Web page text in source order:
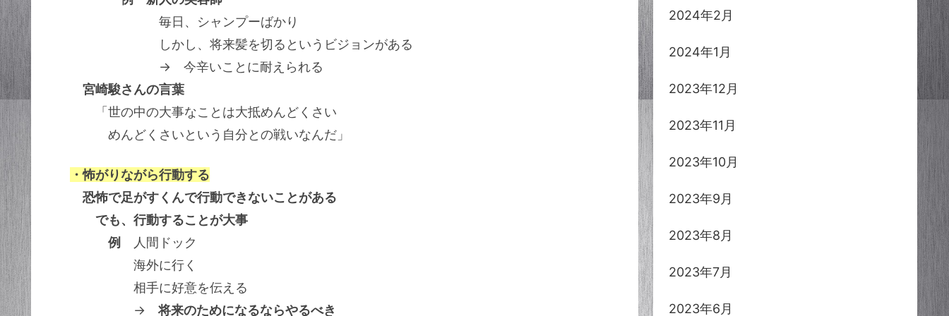
毎日、シャンプーばかり
しかし、将来髪を切るというビジョンがある
→ 今辛いことに耐えられる
宮崎駿さんの言葉
「世の中の大事なことは大抵めんどくさい
めんどくさいという自分との戦いなんだ」
・怖がりながら行動する
恐怖で足がすくんで行動できないことがある
でも、行動することが大事
例
人間ドック
海外に行く
相手に好意を伝える
→ 将来のためになるならやるべき
2024年2月
2024年1月
2023年12月
2023年11月
2023年10月
2023年9月
2023年8月
2023年7月
2023年6月